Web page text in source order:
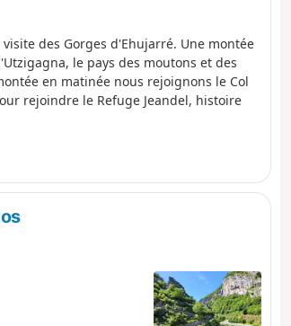
des Gorges d'Ehujarré. Une montée
le pays des moutons et des
en matinée nous rejoignons le Col
rejoindre le Refuge Jeandel, histoire